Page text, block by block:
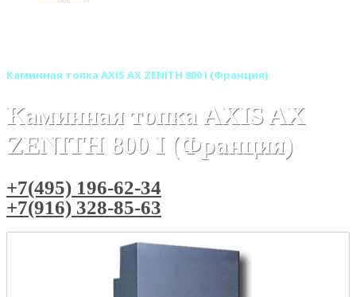
Каминная топка AXIS AX ZENITH 800 I (Франция)
Каминная топка AXIS AX
ZENITH 800 I (Франция)
+7(495) 196-62-34
+7(916) 328-85-63